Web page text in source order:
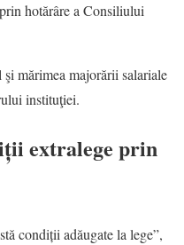
hotărâre a Consiliului
mărimea majorării salariale
instituţiei.
extralege prin
condiții adăugate la lege”,